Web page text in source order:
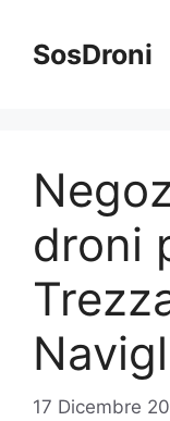
contenuto
SosDroni
droni
17 Dicembre